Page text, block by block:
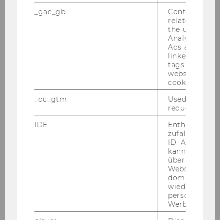
Inaugural Lecture von Prof. Gustafson am
Tax Library Talk von Prof. Schoueri am
Wolfgang Gassner-Gedächtnis Vorlesung
Tax Library Talk - Tax Planning under
Polnish Double Tax Treaties am 28.04.2010
Kreuzverhör Christ-Sein in der Krise am
Semesteropening am 11.03.2010
_gac_gb
Contains
related
the user. If
Analytics and
Ads accounts
linked, the
tags on the
website read
cookie.
_dc_gtm
Used to
request rate.
IDE
Enthält eine
ID. Anhand
kann Google
über
Websites
Werbung